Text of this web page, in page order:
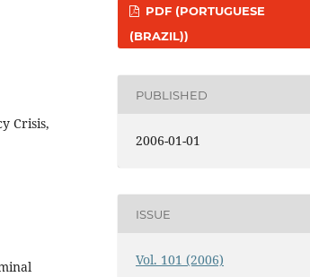
Crisis,
PDF (PORTUGUESE
(BRAZIL))
PUBLISHED
2006-01-01
ISSUE
Vol. 101 (2006)